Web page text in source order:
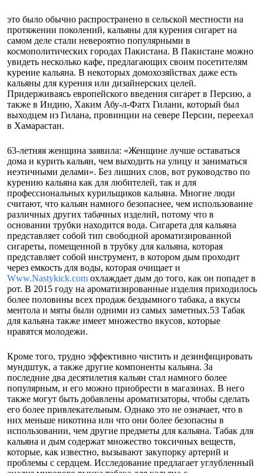
это было обычно распространено в сельской местности на
протяжении поколений, кальяны для курения сигарет на
самом деле стали невероятно популярными в
космополитических городах Пакистана. В Пакистане можно
увидеть несколько кафе, предлагающих своим посетителям
курение кальяна. В некоторых домохозяйствах даже есть
кальяны для курения или дизайнерских целей.
Придерживаясь европейского введения сигарет в Персию, а
также в Индию, Хаким Абу-л-Фатх Гилани, который был
выходцем из Гилана, провинции на севере Персии, переехал
в Хамарастан.
63-летняя женщина заявила: «Женщине лучше оставаться
дома и курить кальян, чем выходить на улицу и заниматься
неэтичными делами». Без лишних слов, вот руководство по
курению кальяна как для любителей, так и для
профессиональных курильщиков кальяна. Многие люди
считают, что кальян намного безопаснее, чем использование
различных других табачных изделий, потому что в
основании трубки находится вода. Сигарета для кальяна
представляет собой тип свободной ароматизированной
сигареты, помещенной в трубку для кальяна, которая
представляет собой инструмент, в котором дым проходит
через емкость для воды, которая очищает и
Www.Nastykick.com охлаждает дым до того, как он попадет в
рот. В 2015 году на ароматизированные изделия приходилось
более половины всех продаж бездымного табака, а вкусы
ментола и мяты были одними из самых заметных.53 Табак
для кальяна также имеет множество вкусов, которые
нравятся молодежи.
Кроме того, трудно эффективно чистить и дезинфицировать
мундштук, а также другие компоненты кальяна. За
последние два десятилетия кальян стал намного более
популярным, и его можно приобрести в магазинах. В него
также могут быть добавлены ароматизаторы, чтобы сделать
его более привлекательным. Однако это не означает, что в
них меньше никотина или что они более безопасны в
использовании, чем другие предметы для кальяна. Табак для
кальяна и дым содержат множество токсичных веществ,
которые, как известно, вызывают закупорку артерий и
проблемы с сердцем. Исследование предлагает углубленный